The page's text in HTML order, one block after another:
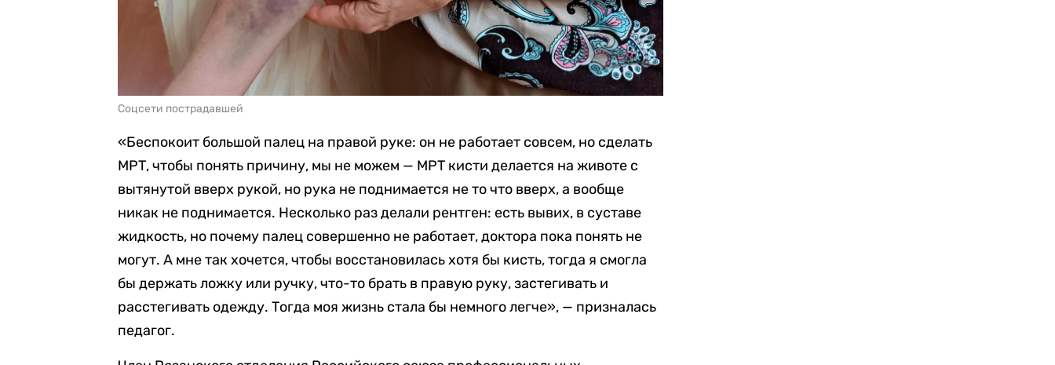
Соцсети пострадавшей
«Беспокоит большой палец на правой руке: он не работает совсем, но сделать
МРТ, чтобы понять причину, мы не можем — МРТ кисти делается на животе с
вытянутой вверх рукой, но рука не поднимается не то что вверх, а вообще
никак не поднимается. Несколько раз делали рентген: есть вывих, в суставе
жидкость, но почему палец совершенно не работает, доктора пока понять не
могут. А мне так хочется, чтобы восстановилась хотя бы кисть, тогда я смогла
бы держать ложку или ручку, что-то брать в правую руку, застегивать и
расстегивать одежду. Тогда моя жизнь стала бы немного легче», — призналась
педагог.